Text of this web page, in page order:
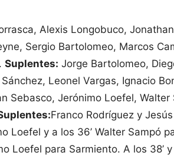
Alexis Longobuco,
Sergio Bartolomeo, Marcos
Suplentes: Jorge Bartolomeo,
Leonel Vargas, Ignacio
Sebasco, Jerónimo Loefel,
Franco Rodríguez y
Loefel y a los 36’ Walter Sampó
Loefel para Sarmiento. A los 38’